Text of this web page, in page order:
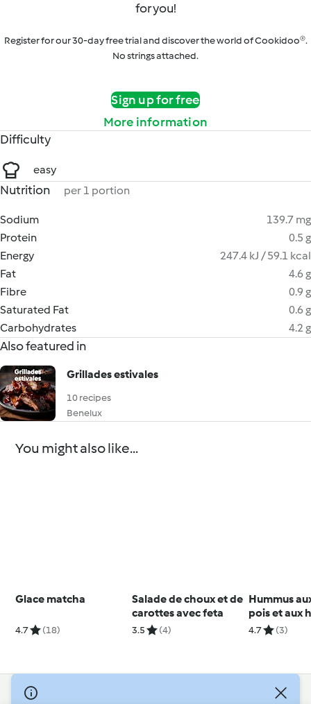
for you!
Register for our 30-day free trial and discover the world of Cookidoo®.
No strings attached.
Sign up for free
More information
Difficulty
easy
Nutrition per 1 portion
Sodium
139.7 mg
Protein
0.5 g
Energy
247.4 kJ / 59.1 kcal
Fat
4.6 g
Fibre
0.9 g
Saturated Fat
0.6 g
Carbohydrates
4.2 g
Also featured in
Grillades estivales
10 recipes
Benelux
You might also like...
Glace matcha
4.7 (18)
Salade de choux et de
carottes avec feta
3.5 (4)
Hummus
pois et aux
blancs
4.7 (3)
© Copyright 2026